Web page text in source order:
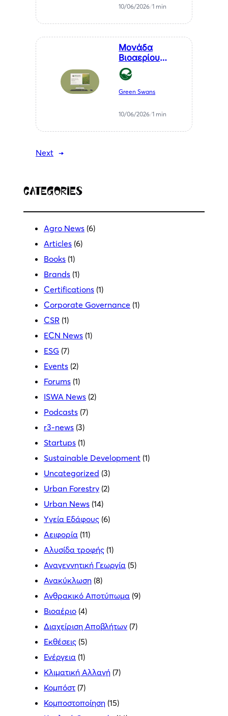
ενέργεια
10/06/2026/1 min
Μονάδα
Βιοαερίου
Βιοστερεά Α.Ε.
στον Μελιγαλά
Green Swans
10/06/2026/1 min
Next →
Categories
Agro News (6)
Articles (6)
Books (1)
Brands (1)
Certifications (1)
Corporate Governance (1)
CSR (1)
ECN News (1)
ESG (7)
Events (2)
Forums (1)
ISWA News (2)
Podcasts (7)
r3-news (3)
Startups (1)
Sustainable Development (1)
Uncategorized (3)
Urban Forestry (2)
Urban News (14)
Yγεία Εδάφους (6)
Αειφορία (11)
Αλυσίδα τροφής (1)
Αναγεννητική Γεωργία (5)
Ανακύκλωση (8)
Ανθρακικό Αποτύπωμα (9)
Βιοαέριο (4)
Διαχείριση Αποβλήτων (7)
Εκθέσεις (5)
Ενέργεια (1)
Κλιματική Αλλαγή (7)
Κομπόστ (7)
Κομποστοποίηση (15)